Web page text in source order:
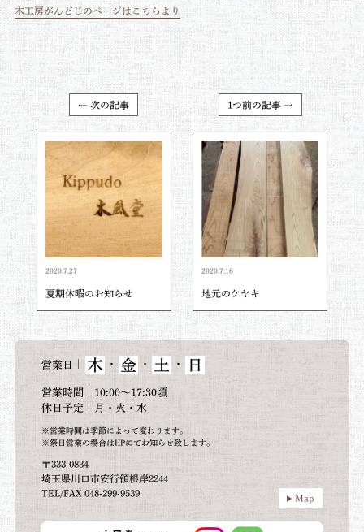
木工房がんどじのページはこちらより
← 次の記事
2020.7.27
夏期休暇のお知らせ
1つ前の記事 →
2020.7.16
地元のケヤキ
営業日 木 ・ 金 ・ 土 ・ 日
営業時間｜10:00～17:30頃
休日予定｜月・火・水
※営業時間は季節によって変わります。
※祭日営業の場合はHPにてお知らせ致します。
〒333-0834
埼玉県川口市安行領根岸2244
TEL/FAX 048-299-9539
Map